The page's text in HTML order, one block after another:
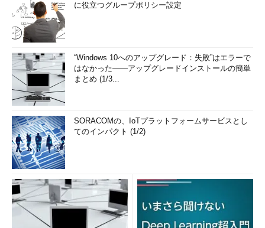
に役立つグループポリシー設定
“Windows 10へのアップグレード：失敗”はエラーで
はなかった――アップグレードインストールの簡単
まとめ (1/3...
SORACOMの、IoTプラットフォームサービスとし
てのインパクト (1/2)